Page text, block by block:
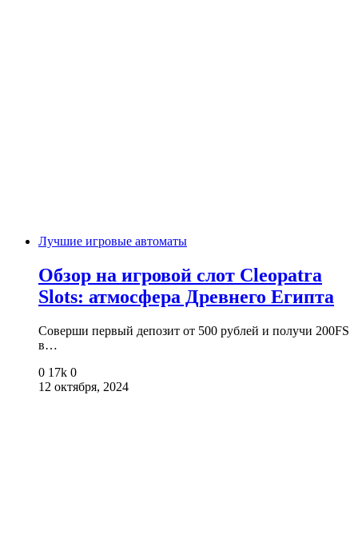
Лучшие игровые автоматы
Обзор на игровой слот Cleopatra
Slots: атмосфера Древнего Египта
Соверши первый депозит от 500 рублей и получи 200FS
в…
0 17k 0
12 октября, 2024